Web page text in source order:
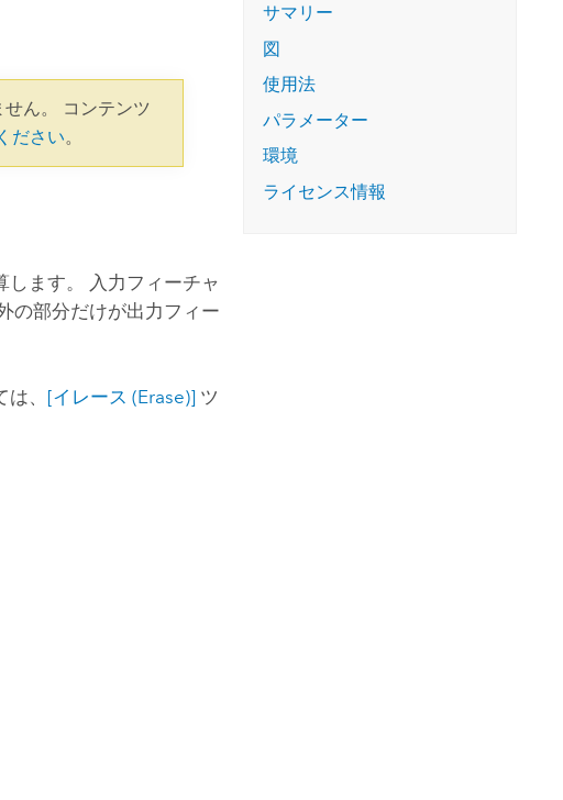
ブ マップを試したり、製品の機能を調べた
ArcGIS Pro の詳細
コースを探索
ストーリーを読む
ん。 コンテンツ
ださい。
します。 入力フィーチャ
の部分だけが出力フィー
、 [イレース (Erase)] ツ
サマリー
図
使用法
パラメーター
環境
ライセンス情報